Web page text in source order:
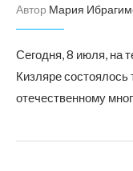
Автор Мария
Сегодня, 8 июля, на
Кизляре состоялось
отечественному